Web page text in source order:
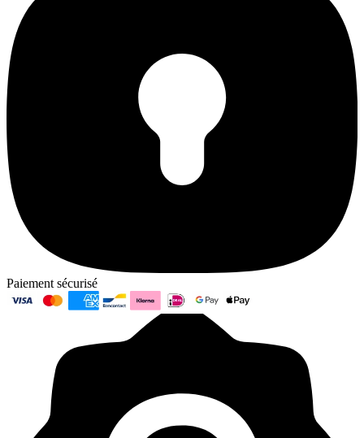
Paiement sécurisé